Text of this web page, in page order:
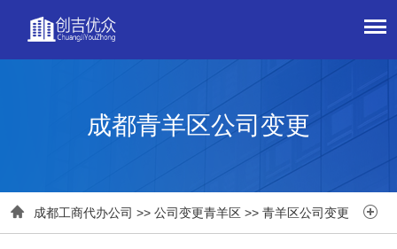
成都青羊区公司变更
 成都工商代办公司 >> 公司变更青羊区 >> 青羊区公司变更 